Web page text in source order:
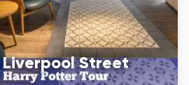
Liverpool Street